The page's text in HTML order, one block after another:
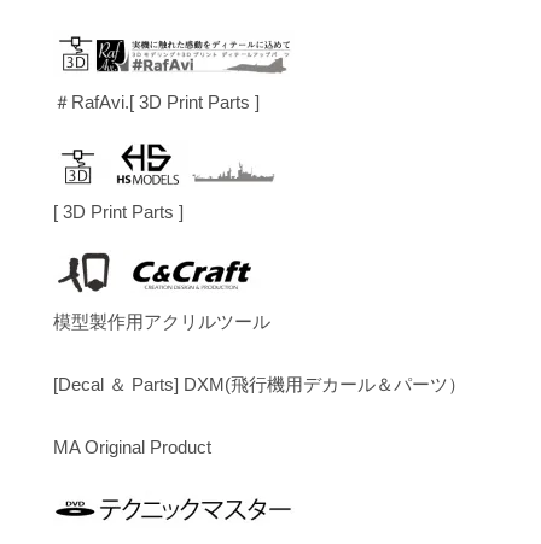
＃RafAvi.[ 3D Print Parts ]
[ 3D Print Parts ]
模型製作用アクリルツール
[Decal ＆ Parts] DXM(飛行機用デカール＆パーツ）
MA Original Product